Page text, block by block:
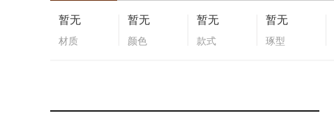
暂无
材质
暂无
颜色
暂无
款式
暂无
琢型